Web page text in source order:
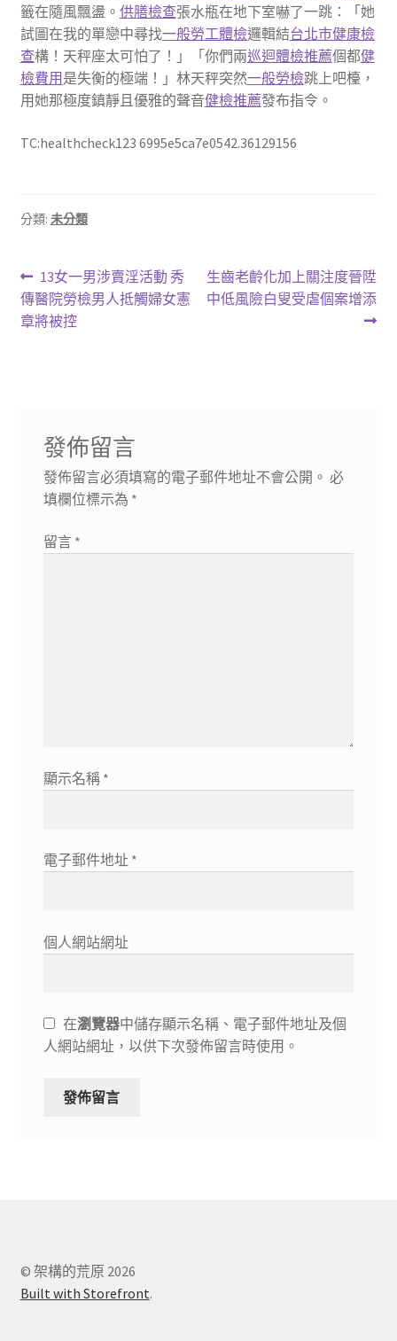
籤在隨風飄盪。 供膳檢查張水瓶在地下室嚇了一跳：「她
試圖在我的單戀中尋找一般勞工體檢邏輯結台北巿健康檢
查構！天秤座太可怕了！」「你們兩巡迴體檢推薦個都健
檢費用 是失衡的極端！」林天秤突然一般勞檢跳上吧檯，
用她那極度鎮靜且優雅的聲音健檢推薦發布指令。
TC:healthcheck123 6995e5ca7e0542.36129156
分類: 未分類
文
章
上
一
篇
13女一男涉賣淫活動 秀
傳醫院勞檢男人抵觸婦女憲
章將被控
下
一
生齒老齡化加上關注度晉陞
中低風險白叟受虐個案增添
發佈留言
發佈留言必須填寫的電子郵件地址不會公開。 必
填欄位標示為 *
留言 *
顯示名稱 *
電子郵件地址 *
個人網站網址
在瀏覽器中儲存顯示名稱、電子郵件地址及個
人網站網址，以供下次發佈留言時使用。
© 架構的荒原 2026
Built with Storefront.